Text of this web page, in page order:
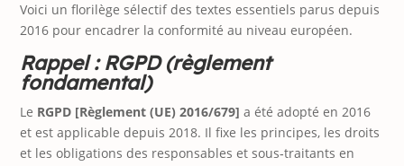
Voici un florilège sélectif des textes essentiels parus depuis
2016 pour encadrer la conformité au niveau européen.
Rappel : RGPD (règlement
fondamental)
Le RGPD [Règlement (UE) 2016/679] a été adopté en 2016
et est applicable depuis 2018. Il fixe les principes, les droits
et les obligations des responsables et sous‑traitants en